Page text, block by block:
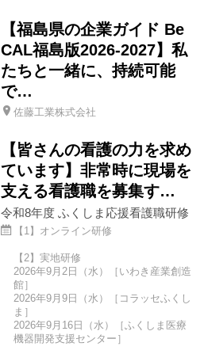
【福島県の企業ガイド Be
CAL福島版2026-2027】私
たちと一緒に、持続可能
で…
佐藤工業株式会社
【皆さんの看護の力を求め
ています】非常時に現場を
支える看護職を募集す…
令和8年度 ふくしま応援看護職研修
【1】オンライン研修
【2】実地研修
2026年9月2日（水）［いわき産業創造
館］
2026年9月9日（水）［コラッセふくし
ま］
2026年9月16日（水）［ふくしま医療
機器開発支援センター］